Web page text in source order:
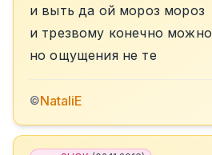
и выть да ой мороз мороз
и трезвому конечно можно
но ощущения не те
©NataliE